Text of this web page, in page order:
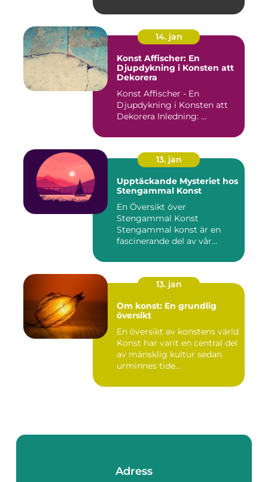
14. jan
Konst Affischer: En
Djupdykning i Konsten att
Dekorera
Konst Affischer - En
Djupdykning i Konsten att
Dekorera Inledning: ...
13. jan
Upptäckande Mysteriet hos
Stengammal Konst
En Översikt över
Stengammal Konst
Stengammal konst är en
fascinerande del av vår
13. jan
Om konst: En grundlig
översikt
En översikt av konstens värld
Konst har varit en central del
av mänsklig kultur sedan
urminnes tide...
Adress